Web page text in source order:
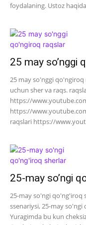
foydalaning. Ustoz
25 may so’nggi
25 may so'nggi
uchun sher va raqs.
https://
https://
raqslari https://
25-may so’ngi
25-may so'ngi qo'ng'iroq
ssenariysi, 25-may
Yuragimda bu kun